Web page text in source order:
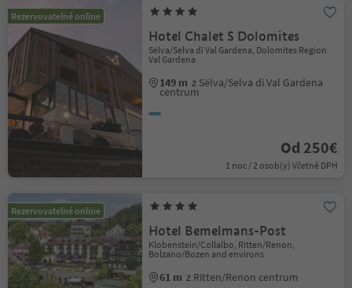
Rezervovatelné online
Hotel Chalet S Dolomites
Sëlva/Selva di Val Gardena, Dolomites Region
Val Gardena
149 m z Sëlva/Selva di Val Gardena
centrum
Od 250€
1 noc / 2 osob(y) Včetně DPH
Rezervovatelné online
Hotel Bemelmans-Post
Klobenstein/Collalbo, Ritten/Renon,
Bolzano/Bozen and environs
61 m z Ritten/Renon centrum